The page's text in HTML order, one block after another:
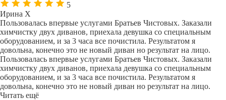
5
Ирина Х
Пользовалась впервые услугами Братьев Чистовых. Заказали
химчистку двух диванов, приехала девушка со специальным
оборудованием, и за 3 часа все почистила. Результатом я
довольна, конечно это не новый диван но результат на лицо.
Пользовалась впервые услугами Братьев Чистовых. Заказали
химчистку двух диванов, приехала девушка со специальным
оборудованием, и за 3 часа все почистила. Результатом я
довольна, конечно это не новый диван но результат на лицо.
Читать ещё